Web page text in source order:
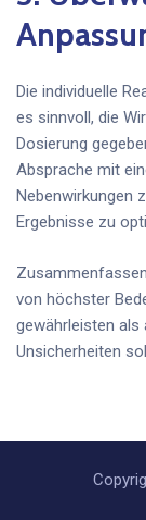
Die individuelle
es sinnvoll, die
Dosierung
Absprache mit
Nebenwirkungen
Ergebnisse zu
von höchster
gewährleisten als
Unsicherheiten